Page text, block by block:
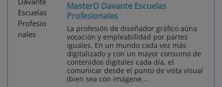
MasterD Davante Escuelas
Profesionales
La profesión de diseñador gráfico aúna
vocación y empleabilidad por partes
iguales. En un mundo cada vez más
digitalizado y con un mayor consumo de
contenidos digitales cada día, el
comunicar desde el punto de vista visual
(bien sea con imágene...